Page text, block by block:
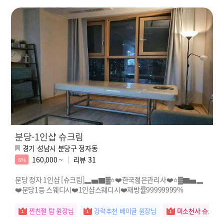
분당-1인샵 슈크림
경기 성남시 분당구 정자동
6% 160,000 ~ 리뷰 31
분당 정자 1인샵 [슈크림]▂▅▇▓⭐️❤️한국젊은관리사❤️⭐️▓▇▅▂
❤️분당1등 스웨디시❤️1인샵스웨디시❤️재방률99999999%
찐친절 탑 원장님 강력추천 베이글 원장님 미소천사 슈크림